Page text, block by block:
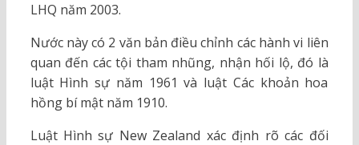
LHQ năm 2003.
Nước này có 2 văn bản điều chỉnh các hành vi liên
quan đến các tội tham nhũng, nhận hối lộ, đó là
luật Hình sự năm 1961 và luật Các khoản hoa
hồng bí mật năm 1910.
Luật Hình sự New Zealand xác định rõ các đối